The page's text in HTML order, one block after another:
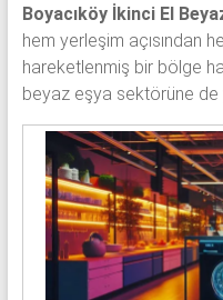
Boyacıköy İkinci El
hem yerleşim açısından
hareketlenmiş bir bölge
beyaz eşya sektörüne de